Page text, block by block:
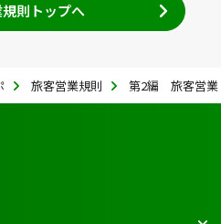
則トップへ
旅客営業規則 第2編 旅客営業